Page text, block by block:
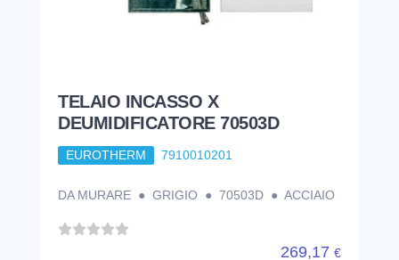
TELAIO INCASSO X
DEUMIDIFICATORE 70503D
EUROTHERM 7910010201
DA MURARE ● GRIGIO ● 70503D ● ACCIAIO
269,17 €